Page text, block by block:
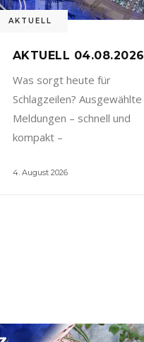
AKTUELL
AKTUELL 04.08.2026
Was sorgt heute für
Schlagzeilen? Ausgewählte
Meldungen – schnell und
kompakt –
4. August 2026